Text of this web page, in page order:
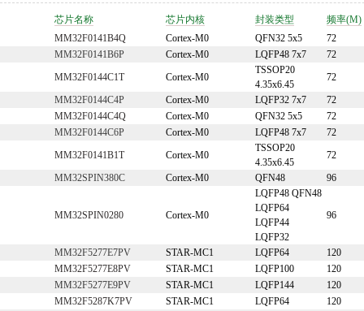
芯片名称 芯片内核 封装类型
频率(M)
MM32F0141B4Q
Cortex-M0 QFN32 5x5
72
MM32F0141B6P
Cortex-M0 LQFP48 7x7
72
MM32F0144C1T
Cortex-M0
TSSOP20
4.35x6.45
72
MM32F0144C4P
Cortex-M0 LQFP32 7x7
72
MM32F0144C4Q
Cortex-M0 QFN32 5x5
72
MM32F0144C6P
Cortex-M0 LQFP48 7x7
72
MM32F0141B1T
Cortex-M0
TSSOP20
4.35x6.45
72
MM32SPIN380C
Cortex-M0 QFN48 96
MM32SPIN0280 Cortex-M0
LQFP48 QFN48
LQFP64
LQFP44
LQFP32
96
MM32F5277E7PV STAR-MC1 LQFP64
120
MM32F5277E8PV
STAR-MC1 LQFP100
120
MM32F5277E9PV
STAR-MC1 LQFP144
120
MM32F5287K7PV
STAR-MC1 LQFP64
120